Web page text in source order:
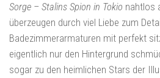
Sorge – Stalins Spion in Tokio nahtlos
überzeugen durch viel Liebe zum
Badezimmerarmaturen mit perfekt
eigentlich nur den Hintergrund
sogar zu den heimlichen Stars der